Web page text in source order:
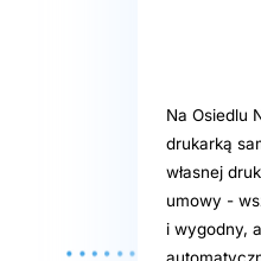
Na Osiedlu
drukarką
własnej
umowy -
i wygodny,